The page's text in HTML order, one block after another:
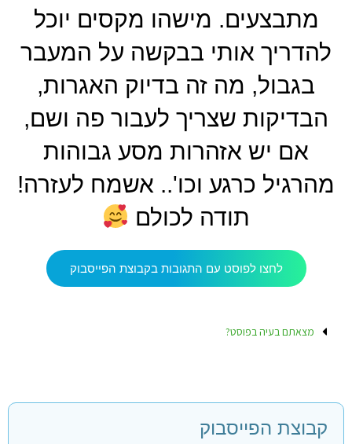
מתבצעים. מישהו מקסים יוכל
להדריך אותי בבקשה על המעבר
בגבול, מה זה בדיוק האגרות,
הבדיקות שצריך לעבור פה ושם,
אם יש אזהרות מסע גבוהות
מהרגיל כרגע וכו'.. אשמח לעזרה!
תודה לכולם
לחצו לפוסט עם התגובות בקבוצת הפייסבוק
מצאתם בעיה בפוסט?
קבוצת הפייסבוק